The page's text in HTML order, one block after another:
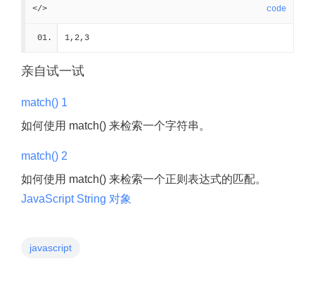
</> code
1,2,3
亲自试一试
match() 1
如何使用 match() 来检索一个字符串。
match() 2
如何使用 match() 来检索一个正则表达式的匹配。
JavaScript String 对象
javascript